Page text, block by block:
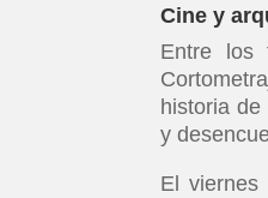
Cine y
Entre los
historia
y
El viernes